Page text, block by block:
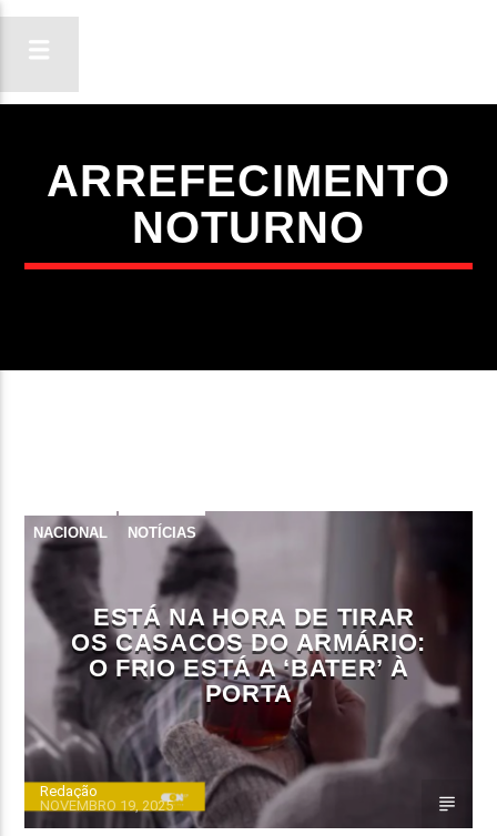
ON FM
LIGA-TE
FAIXA ATUAL
TÍTULO
ARTISTA
ARREFECIMENTO
NOTURNO
NACIONAL NOTÍCIAS
ESTÁ NA HORA DE TIRAR
OS CASACOS DO ARMÁRIO:
O FRIO ESTÁ A ‘BATER’ À
PORTA
Redação
NOVEMBRO 19, 2025